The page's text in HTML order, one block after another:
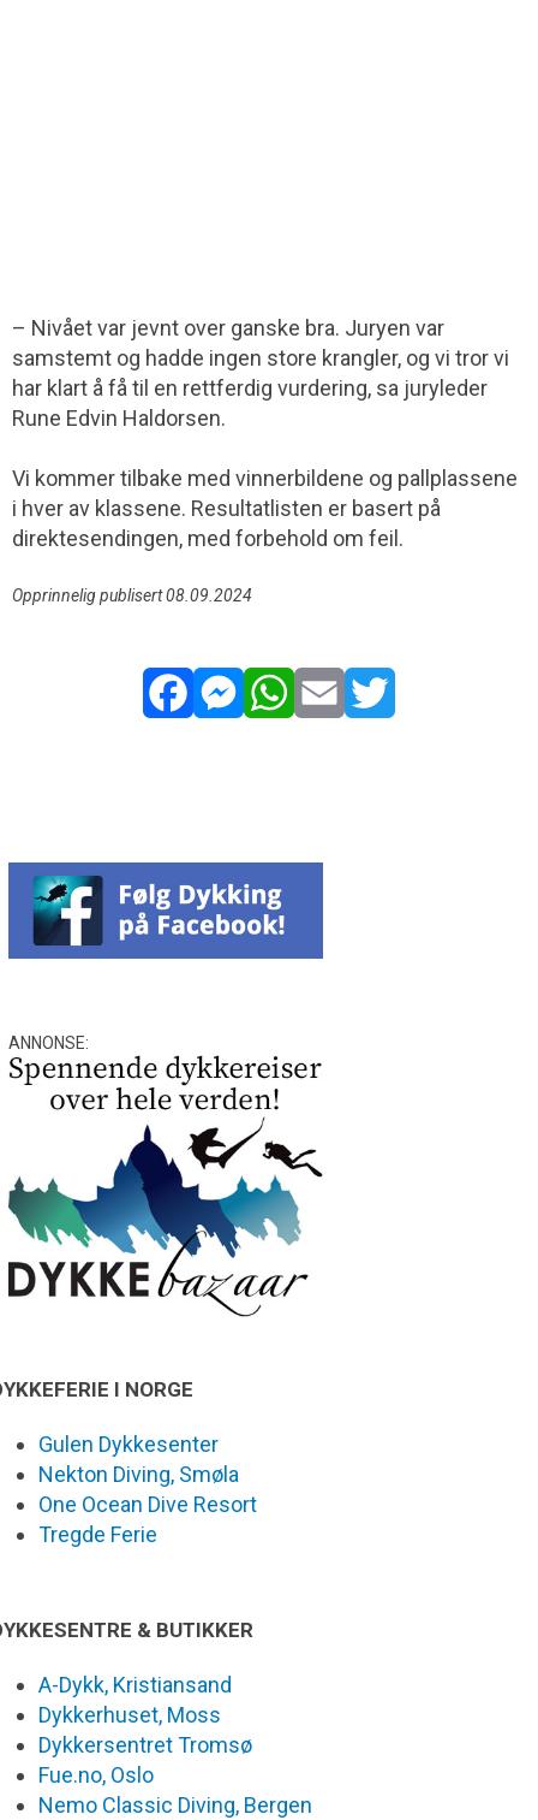
– Nivået var jevnt over ganske bra. Juryen var
samstemt og hadde ingen store krangler, og vi tror vi
har klart å få til en rettferdig vurdering, sa juryleder
Rune Edvin Haldorsen.
Vi kommer tilbake med vinnerbildene og pallplassene
i hver av klassene. Resultatlisten er basert på
direktesendingen, med forbehold om feil.
Opprinnelig publisert 08.09.2024
ANNONSE:
I NORGE
Gulen Dykkesenter
Nekton Diving, Smøla
One Ocean Dive Resort
Tregde Ferie
& BUTIKKER
A-Dykk, Kristiansand
Dykkerhuset, Moss
Dykkersentret Tromsø
Fue.no, Oslo
Nemo Classic Diving, Bergen